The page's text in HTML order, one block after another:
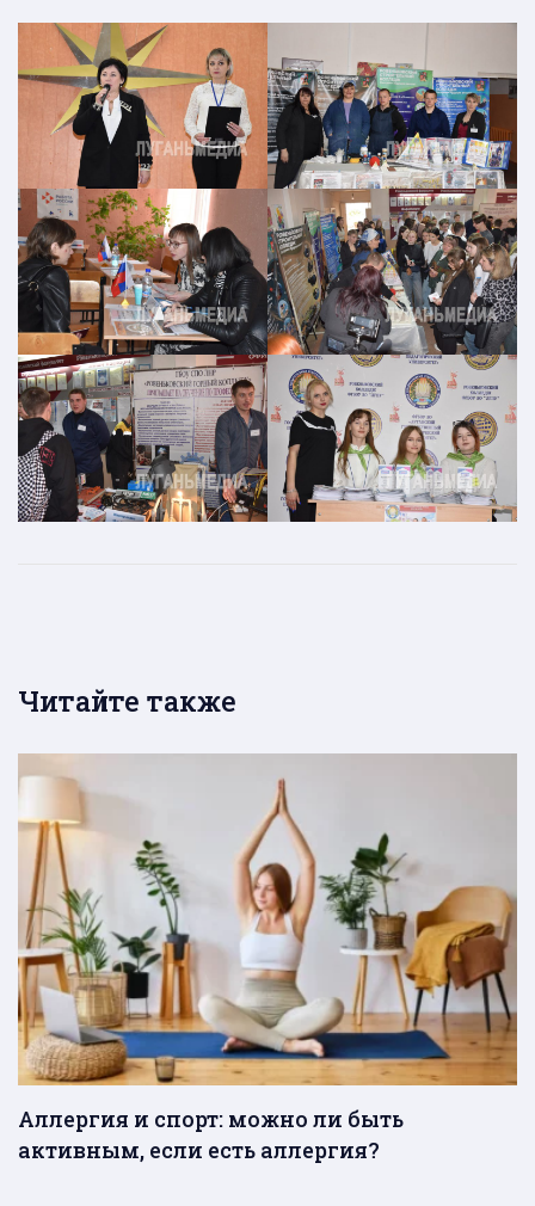
Читайте также
Аллергия и спорт: можно ли быть
активным, если есть аллергия?